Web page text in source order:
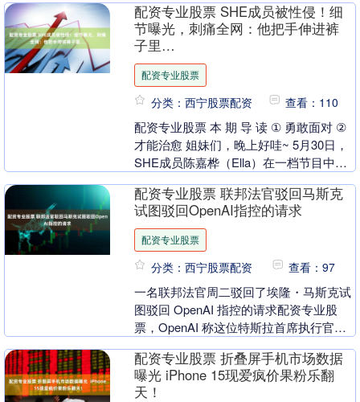
利后暂时保住....
配资专业股票 SHE成员被性侵！细
节曝光，刺痛全网：他把手伸进裤
子里…
配资专业股票
分类：西宁股票配资 查看：110
配资专业股票 本 期 导 读 ① 勇敢面对 ②
才能治愈 姐妹们，晚上好哇~ 5月30日，
SHE成员陈嘉桦（Ella）在一档节目中首
配资专业股票 联邦法官驳回马斯克
试图驳回OpenAI指控的请求
配资专业股票
分类：西宁股票配资 查看：97
一名联邦法官周二驳回了埃隆・马斯克试
图驳回 OpenAI 指控的请求配资专业股
票，OpenAI 称这位特斯拉首席执行官对
克....
配资专业股票 折叠屏手机市场数据
曝光 iPhone 15现爱疯价果粉乐翻
天！